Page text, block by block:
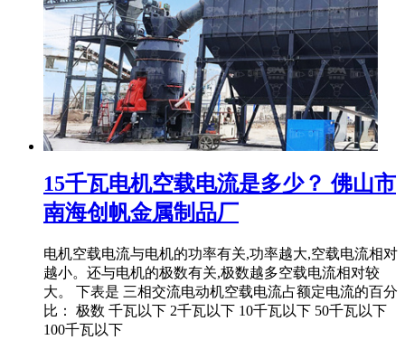
15千瓦电机空载电流是多少？ 佛山市
南海创帆金属制品厂
电机空载电流与电机的功率有关,功率越大,空载电流相对
越小。还与电机的极数有关,极数越多空载电流相对较
大。 下表是 三相交流电动机空载电流占额定电流的百分
比： 极数 千瓦以下 2千瓦以下 10千瓦以下 50千瓦以下
100千瓦以下